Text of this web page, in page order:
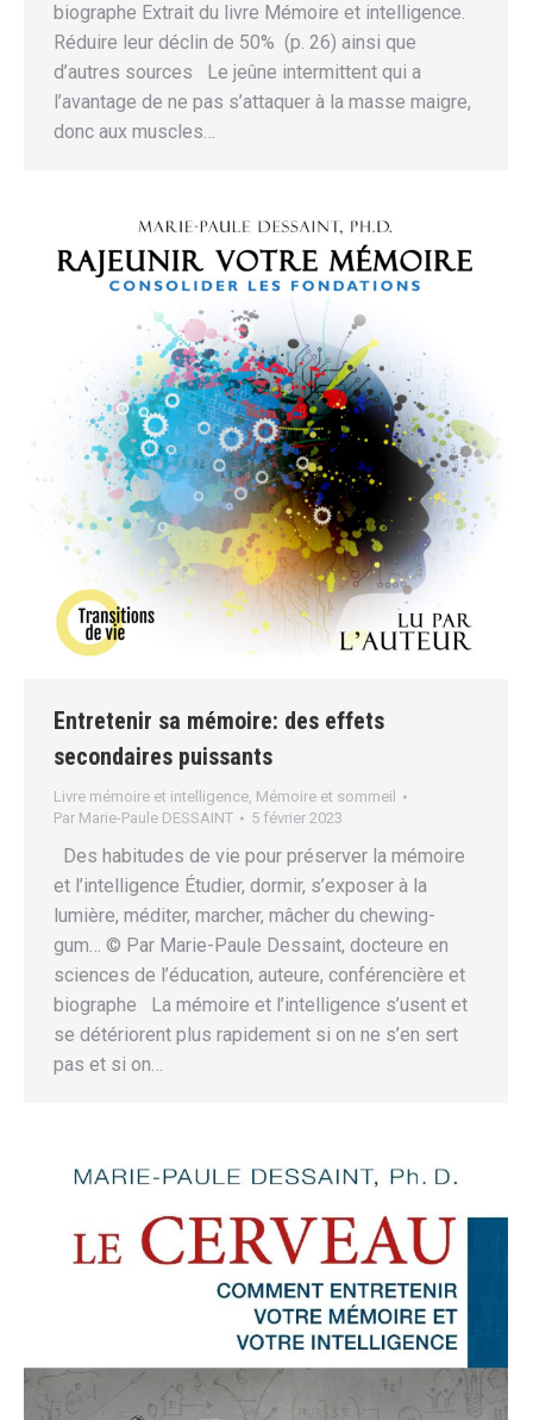
biographe Extrait du livre Mémoire et intelligence.
Réduire leur déclin de 50% (p. 26) ainsi que
d’autres sources Le jeûne intermittent qui a
l’avantage de ne pas s’attaquer à la masse maigre,
donc aux muscles…
Entretenir sa mémoire: des effets
secondaires puissants
Livre mémoire et intelligence, Mémoire et sommeil
Par Marie-Paule DESSAINT 5 février 2023
Des habitudes de vie pour préserver la mémoire
et l’intelligence Étudier, dormir, s’exposer à la
lumière, méditer, marcher, mâcher du chewing-
gum… © Par Marie-Paule Dessaint, docteure en
sciences de l’éducation, auteure, conférencière et
biographe La mémoire et l’intelligence s’usent et
se détériorent plus rapidement si on ne s’en sert
pas et si on…